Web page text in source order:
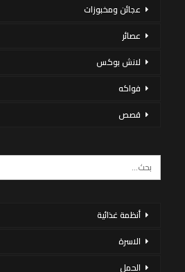
عجائن ومخبوزات
عصائر
لانش بوكس
فواكه
قصص
أنظمة غذائية
الاسرة
الحمل